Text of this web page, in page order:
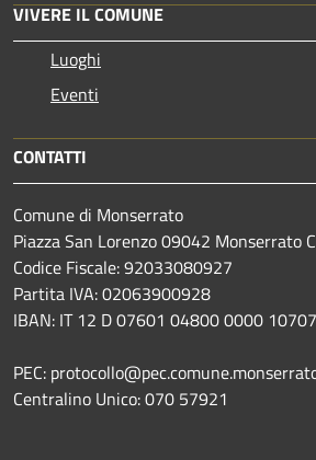
VIVERE IL COMUNE
Luoghi
Eventi
CONTATTI
Comune di Monserrato
Piazza San Lorenzo 09042 Monserrato
Codice Fiscale: 92033080927
Partita IVA: 02063900928
IBAN: IT 12 D 07601 04800 0000
PEC:
Centralino Unico: 070 57921